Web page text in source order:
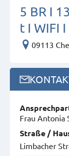
5 BR I
t I WIFI
09113
Frau Antonia
Straße /
Limbacher